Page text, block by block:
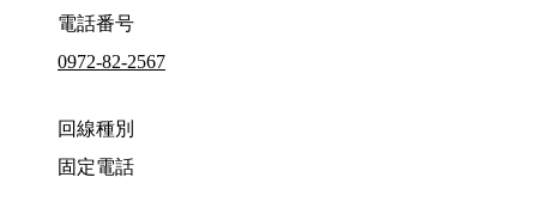
電話番号
0972-82-2567
回線種別
固定電話